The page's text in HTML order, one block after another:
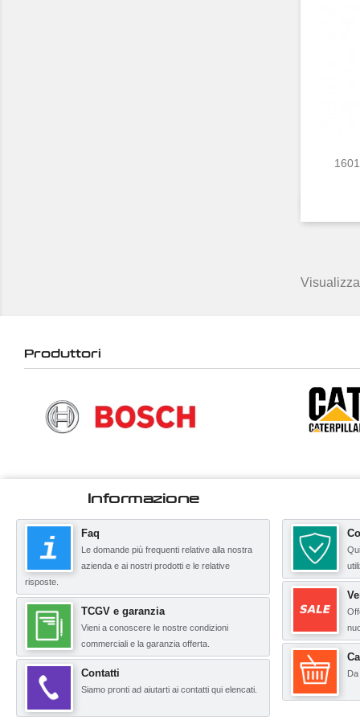
Produttori
Informazione
Faq
Le domande più frequenti relative alla nostra
azienda e ai nostri prodotti e le relative
risposte.
TCGV e garanzia
Vieni a conoscere le nostre condizioni
commerciali e la garanzia offerta.
Contatti
Siamo pronti ad aiutarti ai contatti qui elencati.